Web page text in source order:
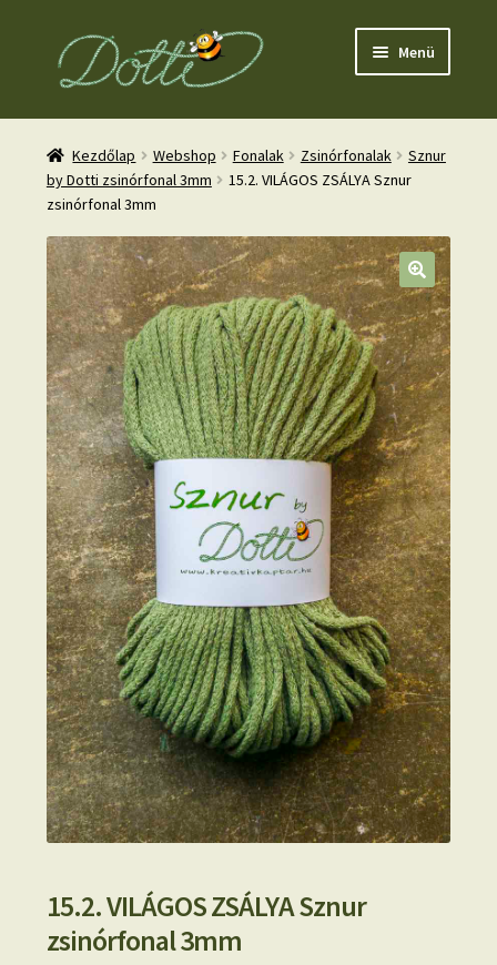
Ugrás
Kilépés
Menü
Kezdőlap Webshop Fonalak Zsinórfonalak
Sznur
by Dotti zsinórfonal 3mm
15.2. VILÁGOS ZSÁLYA Sznur
zsinórfonal 3mm
15.2. VILÁGOS ZSÁLYA Sznur
zsinórfonal 3mm